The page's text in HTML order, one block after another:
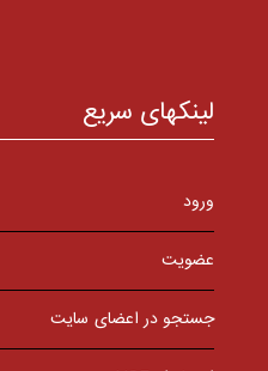
لینکهای سریع
ورود
عضویت
جستجو در اعضای سایت